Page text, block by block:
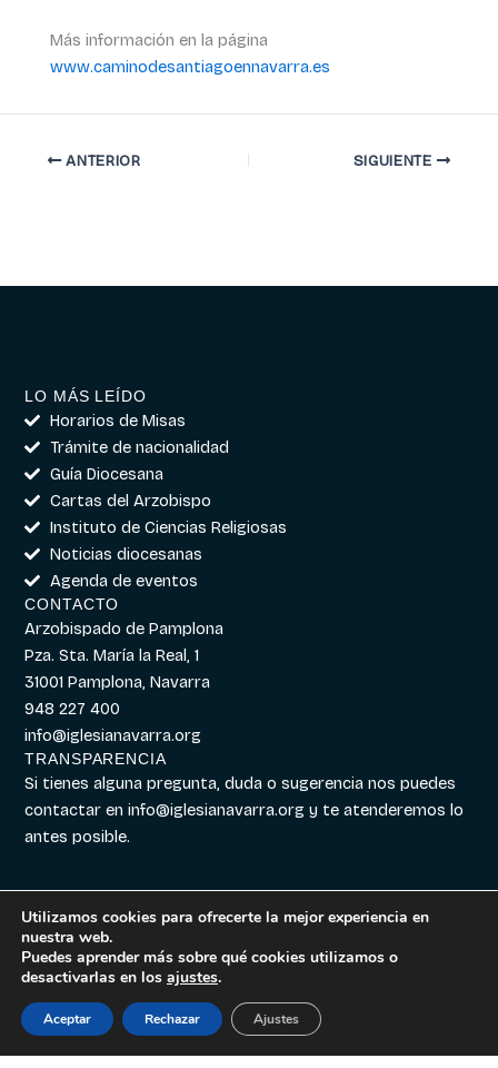
Más información en la página
www.caminodesantiagoennavarra.es
ANTERIOR SIGUIENTE
LO MÁS LEÍDO
Horarios de Misas
Trámite de nacionalidad
Guía Diocesana
Cartas del Arzobispo
Instituto de Ciencias Religiosas
Noticias diocesanas
Agenda de eventos
CONTACTO
Arzobispado de Pamplona
Pza. Sta. María la Real, 1
31001 Pamplona, Navarra
948 227 400
info@iglesianavarra.org
TRANSPARENCIA
Si tienes alguna pregunta, duda o sugerencia nos puedes
contactar eninfo@iglesianavarra.org y te atenderemos lo
antes posible.
Aviso legal|
Cookies|Política de
Utilizamos cookies para ofrecerte la mejor experiencia en
nuestra web.
Puedes aprender más sobre qué cookies utilizamos o
desactivarlas en los ajustes.
Aceptar Rechazar Ajustes